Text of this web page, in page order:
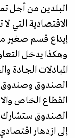
البلدين من أجل
الاقتصادية التي
إيداع قسم صغير من
وهكذا يدخل
المبادلات
الصندوق وصندوق
القطاع الخاص
الصندوق ستشارك
إلى ازدهار